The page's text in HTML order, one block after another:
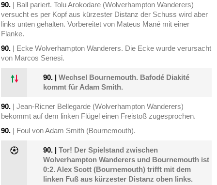
90. | Ball pariert. Tolu Arokodare (Wolverhampton Wanderers)
versucht es per Kopf aus kürzester Distanz der Schuss wird aber
links unten gehalten. Vorbereitet von Mateus Mané mit einer
Flanke.
90. | Ecke Wolverhampton Wanderers. Die Ecke wurde verursacht
von Marcos Senesi.
90. |Wechsel Bournemouth. Bafodé Diakité
kommt für Adam Smith.
90. | Jean-Ricner Bellegarde (Wolverhampton Wanderers)
bekommt auf dem linken Flügel einen Freistoß zugesprochen.
90. | Foul von Adam Smith (Bournemouth).
90. |Tor! Der Spielstand zwischen
Wolverhampton Wanderers und Bournemouth ist
0:2. Alex Scott (Bournemouth) trifft mit dem
linken Fuß aus kürzester Distanz oben links.